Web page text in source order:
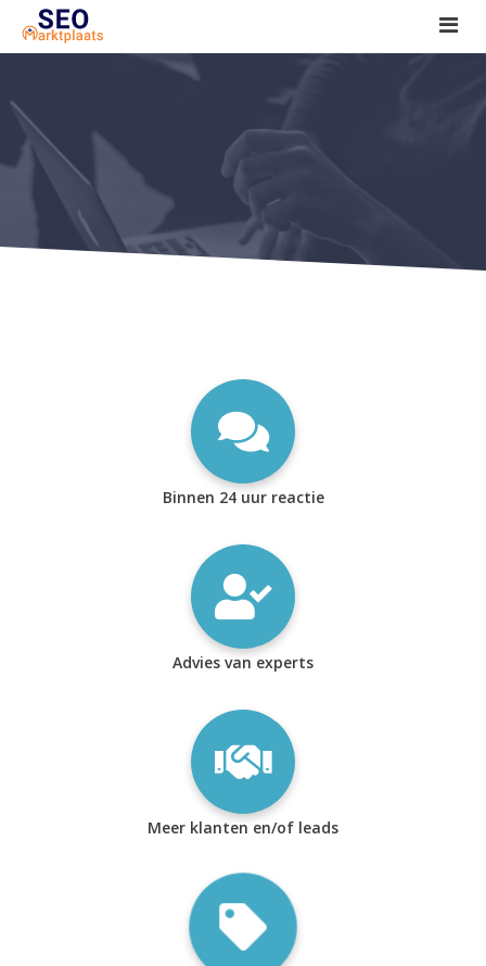
SEO tools reviews
Marketeer bij jou in de buurt?
Offerte
1. Seo voor beginners +
2. Onderzoeken +
Binnen 24 uur reactie
Advies van experts
Meer klanten en/of leads